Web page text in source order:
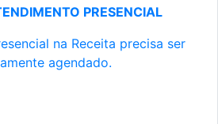
PRESENCIAL
na Receita precisa ser
agendado.